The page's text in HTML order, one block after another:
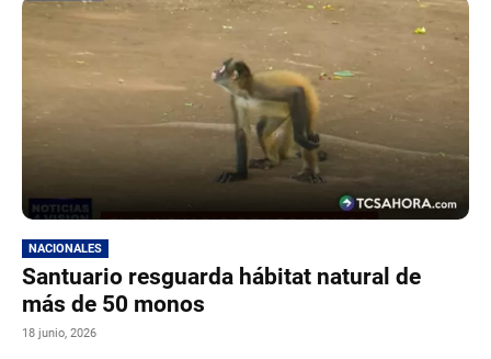
NACIONALES
Santuario resguarda hábitat natural de
más de 50 monos
18 junio, 2026